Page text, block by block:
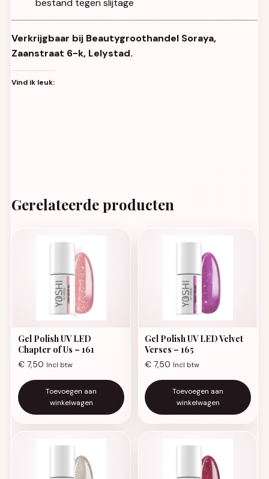
bestand tegen slijtage
Verkrijgbaar bij Beautygroothandel Soraya,
Zaanstraat 6-k, Lelystad.
Vind ik leuk:
Gerelateerde producten
Gel Polish UV LED
Chapter of Us – 161
€ 7,50 Incl btw
Toevoegen aan
winkelwagen
Gel Polish UV LED Velvet
Verses – 165
€ 7,50 Incl btw
Toevoegen aan
winkelwagen